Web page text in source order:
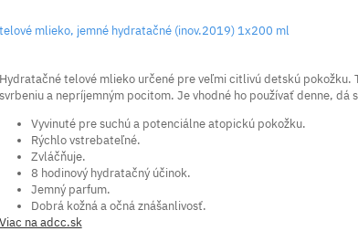
telové mlieko, jemné hydratačné (inov.2019) 1x200 ml
Hydratačné telové mlieko určené pre veľmi citlivú detskú
svrbeniu a nepríjemným pocitom. Je vhodné ho používať denne,
Vyvinuté pre suchú a potenciálne atopickú pokožku.
Rýchlo vstrebateľné.
Zvláčňuje.
8 hodinový hydratačný účinok.
Jemný parfum.
Dobrá kožná a očná znášanlivosť.
Viac na adcc.sk